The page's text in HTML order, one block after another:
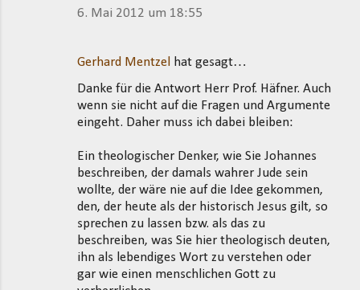
6. Mai 2012 um 18:55
Gerhard Mentzel
hat gesagt…
Danke für die Antwort Herr Prof. Häfner. Auch
wenn sie nicht auf die Fragen und Argumente
eingeht. Daher muss ich dabei bleiben:
Ein theologischer Denker, wie Sie Johannes
beschreiben, der damals wahrer Jude sein
wollte, der wäre nie auf die Idee gekommen,
den, der heute als der historisch Jesus gilt, so
sprechen zu lassen bzw. als das zu
beschreiben, was Sie hier theologisch deuten,
ihn als lebendiges Wort zu verstehen oder
gar wie einen menschlichen Gott zu